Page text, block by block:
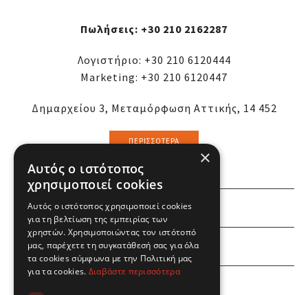
Πωλήσεις: +30 210 2162287
Λογιστήριο: +30 210 6120444
Marketing: +30 210 6120447
Δημαρχείου 3, Μεταμόρφωση Αττικής, 14 452
ΠΕΡΙΣΣΌΤΕΡΑ
ΕΜΕΙΣ
ΕΣΕΙΣ
×
Αυτός ο ιστότοπος
χρησιμοποιεί cookies
Αυτός ο ιστότοπος χρησιμοποιεί cookies
για τη βελτίωση της εμπειρίας των
χρηστών. Χρησιμοποιώντας τον ιστότοπό
μας, παρέχετε τη συγκατάθεσή σας για όλα
τα cookies σύμφωνα με την Πολιτική μας
για τα cookies. Διαβάστε περισσότερα